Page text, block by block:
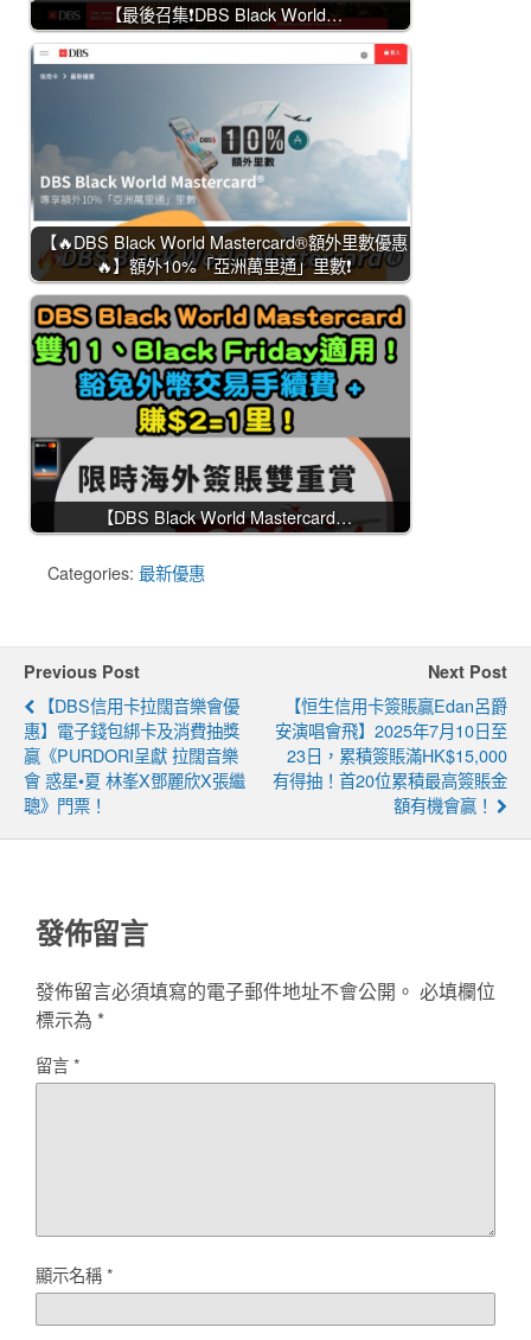
【最後召集❗DBS Black World…
【🔥DBS Black World Mastercard®額外里數優惠
🔥】額外10%「亞洲萬里通」里數❗
【DBS Black World Mastercard…
Categories: 最新優惠
Previous Post
【DBS信用卡拉闊音樂會優
惠】電子錢包綁卡及消費抽獎
贏《PURDORI呈獻 拉闊音樂
會 惑星•夏 林峯x鄧麗欣x張繼
聰》門票！
Next Post
【恒生信用卡簽賬贏Edan呂爵
安演唱會飛】2025年7月10日至
23日，累積簽賬滿HK$15,000
有得抽！首20位累積最高簽賬金
額有機會贏！
發佈留言
發佈留言必須填寫的電子郵件地址不會公開。 必填欄位
標示為 *
留言*
顯示名稱*